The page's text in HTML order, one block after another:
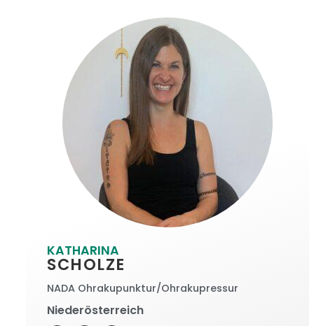
KATHARINA
SCHOLZE
NADA Ohrakupunktur/Ohrakupressur
Niederösterreich